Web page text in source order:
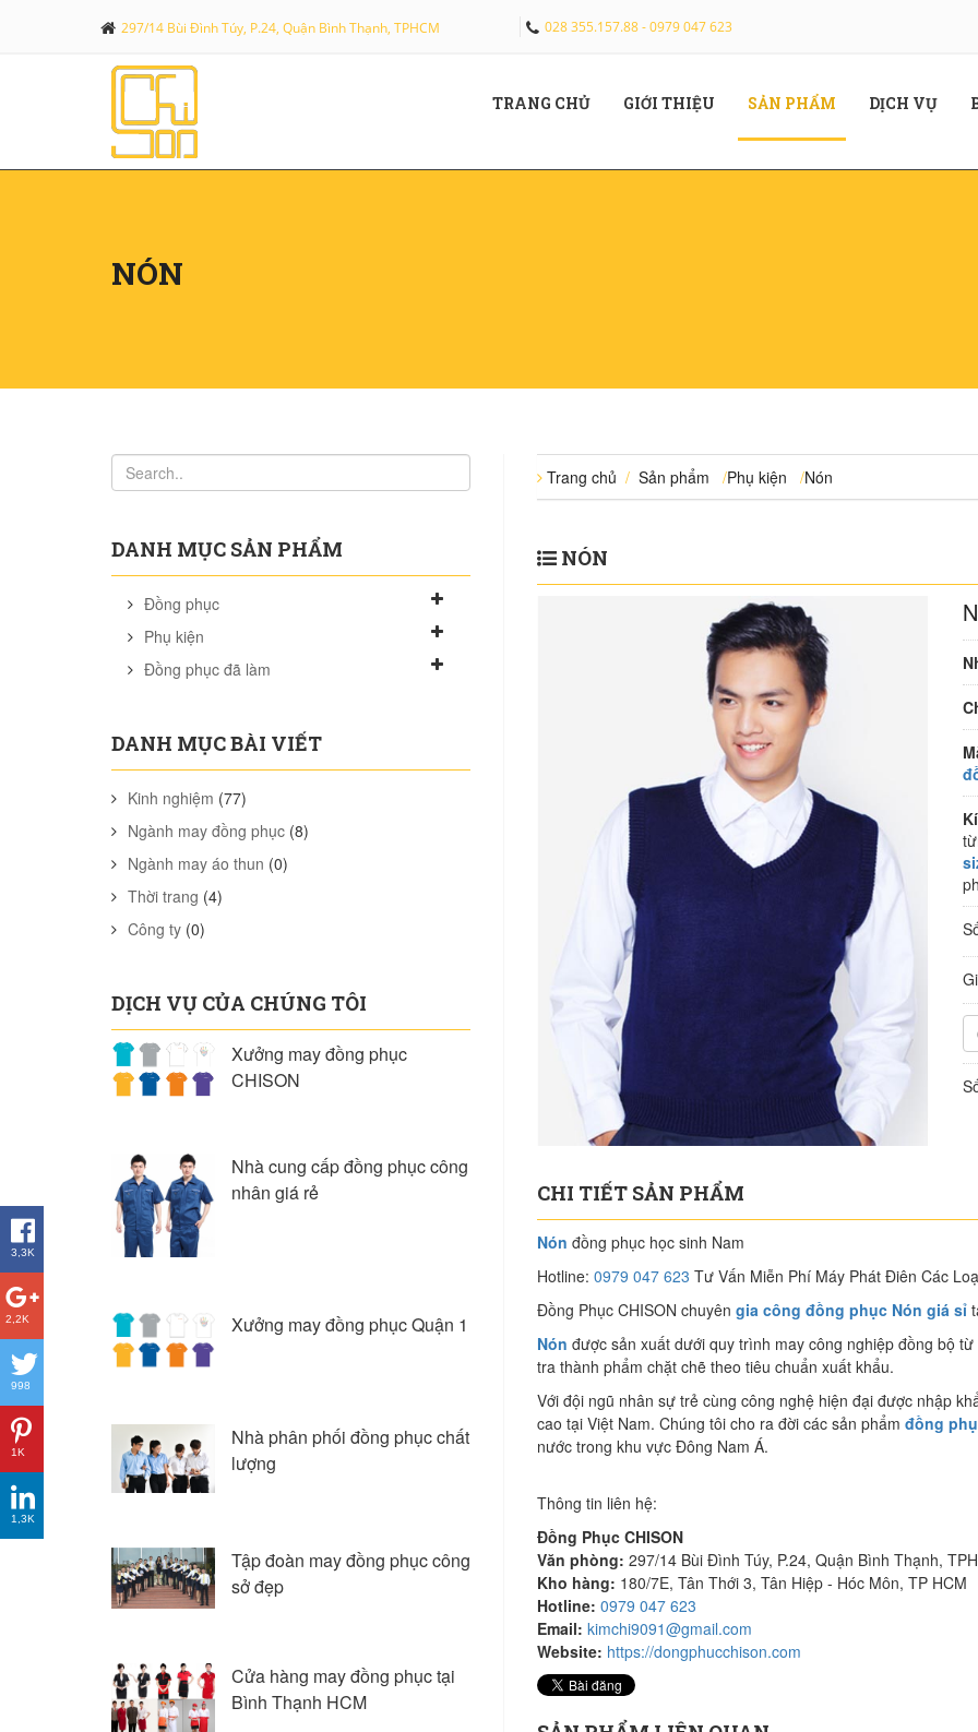
297/14 Bùi Đình Túy, P.24, Quận Bình Thạnh, TPHCM 028 355.157.88 - 0979 047 623
TRANG CHỦ(CURRENT)
GIỚI THIỆU (CURRENT)
SẢN PHẨM (CURRENT)
DỊCH VỤ
NÓN
DANH MỤC SẢN PHẨM
Đồng phục
Phụ kiện
Đồng phục đã làm
DANH MỤC BÀI VIẾT
Kinh nghiệm (77)
Ngành may đồng phục (8)
Ngành may áo thun (0)
Thời trang (4)
Công ty (0)
DỊCH VỤ CỦA CHÚNG TÔI
Xưởng may đồng phục
CHISON
Nhà cung cấp đồng phục công
nhân giá rẻ
Xưởng may đồng phục Quận 1
Nhà phân phối đồng phục chất
lượng
Tập đoàn may đồng phục công
sở đẹp
Cửa hàng may đồng phục tại
Bình Thạnh HCM
Trang chủ / Sản phẩm /Phụ kiện /Nón
NÓN
CHI TIẾT SẢN PHẨM
Nón đồng phục học sinh Nam
Hotline: 0979 047 623 Tư Vấn Miễn Phí Máy Phát Điên Các
Đồng Phục CHISON chuyên gia công đồng phục Nón giá sỉ
Nón được sản xuất dưới quy trình may công nghiệp đồng bộ
tra thành phẩm chặt chẽ theo tiêu chuẩn xuất khẩu.
Với đội ngũ nhân sự trẻ cùng công nghệ hiện đại được nhập
cao tại Việt Nam. Chúng tôi cho ra đời các sản phẩm đồng
nước trong khu vực Đông Nam Á.
Thông tin liên hệ:
Đồng Phục CHISON
Văn phòng: 297/14 Bùi Đình Túy, P.24, Quận Bình Thạnh,
Kho hàng: 180/7E, Tân Thới 3, Tân Hiệp - Hóc Môn, TP HCM
Hotline: 0979 047 623
Email: kimchi9091@gmail.com
Website: https://dongphucchison.com
3,3K
2,2K
998
1K
1,3K